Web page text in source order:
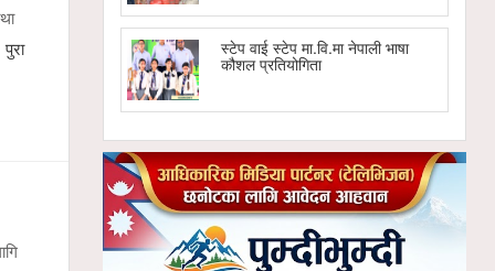
पुरा
स्टेप वाई स्टेप मा.वि.मा नेपाली भाषा
कौशल प्रतियोगिता